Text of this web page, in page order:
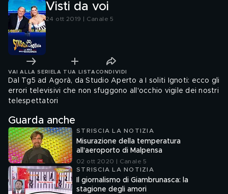
Visti da voi
24 ott 2019 | Canale 5
VAI ALLA SERIE LA TUA LISTA CONDIVIDI
Dal Tg5 ad Agorà, da Studio Aperto a I soliti Ignoti: ecco gli
errori televisivi che non sfuggono all'occhio vigile dei nostri
telespettatori
Guarda anche
STRISCIA LA NOTIZIA
Misurazione della temperatura
all'aeroporto di Malpensa
02 ott 2020 | Canale 5
STRISCIA LA NOTIZIA
Il giornalismo di Giambrunasca: la
stagione degli amori